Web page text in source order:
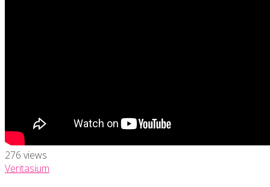
276 views
Veritasium